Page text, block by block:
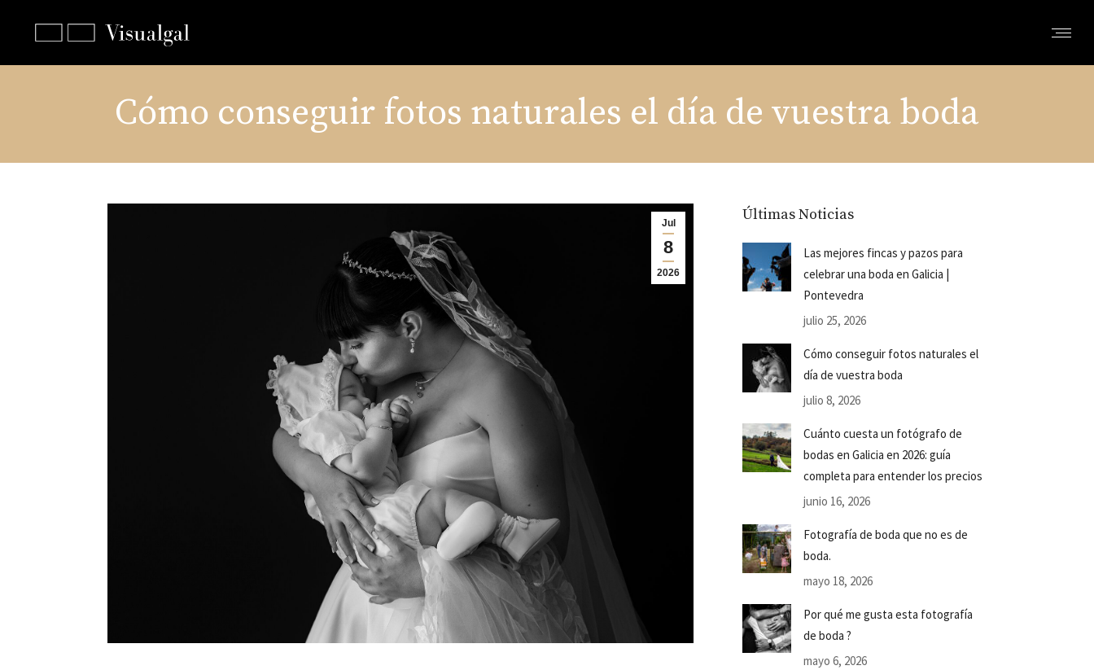
Cómo conseguir fotos naturales el día de vuestra boda
Jul
8
2026
Últimas Noticias
Las mejores fincas y pazos para
celebrar una boda en Galicia |
Pontevedra
julio 25, 2026
Cómo conseguir fotos naturales el
día de vuestra boda
julio 8, 2026
Cuánto cuesta un fotógrafo de
bodas en Galicia en 2026: guía
completa para entender los precios
junio 16, 2026
Fotografía de boda que no es de
boda.
mayo 18, 2026
Por qué me gusta esta fotografía
de boda ?
mayo 6, 2026